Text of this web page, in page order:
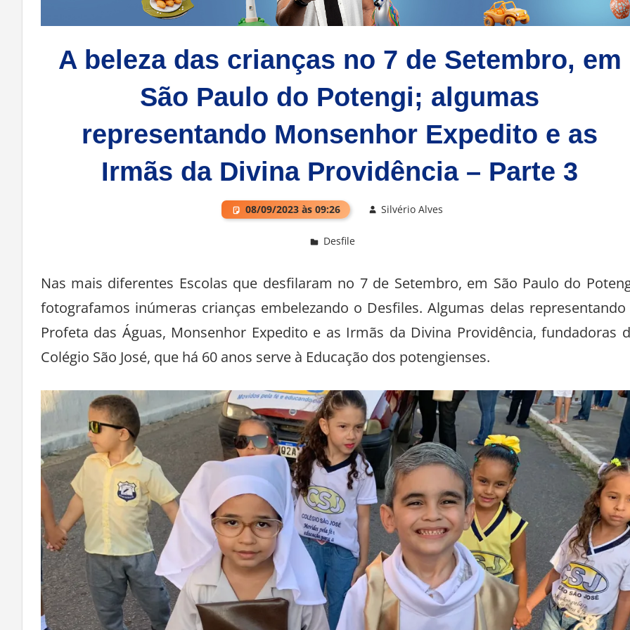
A beleza das crianças no 7 de Setembro, em
São Paulo do Potengi; algumas
representando Monsenhor Expedito e as
Irmãs da Divina Providência – Parte 3
08/09/2023 às 09:26
Nas mais diferentes Escolas que desfilaram no 7 de Setembro, em São Paulo do
fotografamos inúmeras crianças embelezando o Desfiles. Algumas delas representando
Profeta das Águas, Monsenhor Expedito e as Irmãs da Divina Providência, fundadoras
Colégio São José, que há 60 anos serve à Educação dos potengienses.